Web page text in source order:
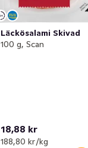
Läckösalami Skivad
100 g, Scan
18,88 kr
188,80 kr /kg